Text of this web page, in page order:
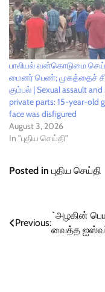
பாலியல் வன்கொடுமை
மைனர் பெண்; முகத்தைச்
கும்பல் | Sexual assault
private parts: 15-year-old
face was disfigured
August 3, 2026
In "புதிய செய்தி"
Posted in புதிய செய்தி
Post
navigation
Previous:
`அழகின்
வைத்த